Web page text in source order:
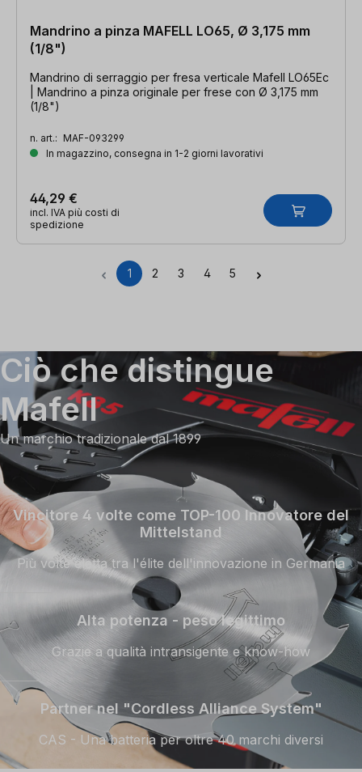
Mandrino a pinza MAFELL LO65, Ø 3,175 mm
(1/8")
Mandrino di serraggio per fresa verticale Mafell LO65Ec
| Mandrino a pinza originale per frese con Ø 3,175 mm
(1/8")
n. art.: MAF-093299
In magazzino, consegna in 1-2 giorni lavorativi
44,29 €
incl. IVA più costi di
spedizione
Pagina
1 Pagina
2 Pagina
3 Pagina
4 Pagina
5
Ciò che distingue
Mafell
Un marchio tradizionale dal 1899
Vincitore 4 volte come TOP-100 Innovatore del
Mittelstand
Più volte eletta tra l'élite dell'innovazione in Germania
Alta potenza - peso legittimo
Grazie a qualità intransigente e know-how
Partner nel "Cordless Alliance System"
CAS - Una batteria per oltre 40 marchi diversi